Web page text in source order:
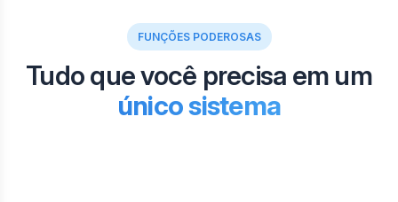
FUNÇÕES PODEROSAS
Tudo que você precisa em um
único sistema